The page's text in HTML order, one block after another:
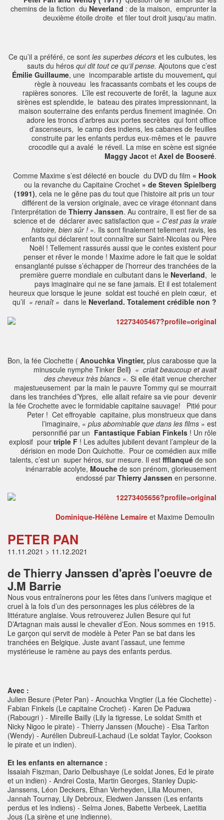
chemins de la fiction du Neverland : de la maison, emprunter la
deuxième étoile droite et filer tout droit jusqu'au matin.
Ce qu’il a préféré, ce sont les superbes décors et les culbutes, les
sauts du héros qui dit tout ce qu’il pense. Ajoutons que c’est
Émilie Guillaume, une incomparable artiste du mouvement, qui
règle à nouveau les fracassants combats et les coups de
rapières sonores. L’île est recouverte de forêt, la lagune aux
sirènes est splendide, le bateau des pirates impressionnant, la
maison souterraine des enfants perdus finement imaginée. On
adore les troncs d’arbres aux portes secrètes qui font office
d’ascenseurs, le camp des indiens, les cabanes de feuilles
construite par les enfants perdus eux-mêmes et le pauvre
crocodile qui a avalé le réveil. La mise en scène est signée
Maggy Jacot et Axel de Booseré.
Comme Maxime s’est délecté en boucle du DVD du film « Hook
ou la revanche du Capitaine Crochet » de Steven Spielberg
(1991), cela ne le gêne pas du tout que l’histoire ait pris un tour
différent de la version originale, avec ce virage étonnant dans
l’interprétation de Thierry Janssen. Au contraire, Il est fier de sa
science et de déclarer avec satisfaction que « C’est pas la vraie
histoire, bien sûr ! ». Ils sont finalement tellement ravis, les
enfants qui déclarent tout connaître sur Saint-Nicolas ou Père
Noël ! Tellement rassurés aussi que le contes existent pour
penser et rêver le monde ! Maxime adore le fait que le soldat
ensanglanté puisse s’échapper de l’horreur des tranchées de la
première guerre mondiale en culbutant dans le Neverland, le
pays imaginaire qui ne se fane jamais. Et il est totalement
heureux que lorsque le jeune soldat est touché en plein cœur, et
qu’il « renaît » dans le Neverland. Totalement crédible non ?
Bon, la fée Clochette ( Anouchka Vingtier, plus carabosse que la
minuscule nymphe Tinker Bell) « criait beaucoup et avait
des cheveux très blancs ». Si elle était venue chercher
majestueusement par la main le pauvre Tommy qui se mourrait
dans les tranchées d’Ypres, elle allait refaire sa vie pour devenir
la fée Crochette avec le formidable capitaine sauvage! Pitié pour
Peter ! Cet effroyable capitaine, plus monstrueux que dans
l’imaginaire, « plus abominable que dans les films » est
personnifié par un Fantastique Fabian Finkels ! Un rôle
explosif pour triple F ! Les adultes jubilent devant l’ampleur de la
dérision en mode Don Quichotte. Pour ce comédien aux mille
talents, c’est un super héros, sur mesure. Il est ffflanqué de son
inénarrable acolyte, Mouche de son prénom, glorieusement
endossé par Thierry Janssen en personne.
Dominique-Hélène Lemaire et Maxime Demoulin
PETER PAN
11.11.2021 > 11.12.2021
de Thierry Janssen d'après l'oeuvre de
J.M Barrie
Nous vous entraînerons pour les fêtes dans l’univers magique et
cruel à la fois d’un des personnages les plus célèbres de la
littérature anglaise. Vous retrouverez Julien Besure qui fut
D’Artagnan mais aussi le chevalier d’Eon. Nous sommes en 1915.
Le garçon qui servit de modèle à Peter Pan se bat dans les
tranchées en Belgique. Juste avant l’assaut, une femme
mystérieuse le ramène au pays des enfants perdus.
Avec :
Julien Besure (Peter Pan) - Anouchka Vingtier (La fée Clochette) -
Fabian Finkels (Le capitaine Crochet) - Karen De Paduwa
(Rabougri ) - Mireille Bailly (Lily la tigresse, Le soldat Smith et
Nicky Nigoo le pirate) - Thierry Janssen (Mouche) - Elsa Tarlton
(Wendy) - Aurélien Dubreuil-Lachaud (Le soldat Taylor, Cookson
le pirate et un indien).
Et les enfants en alternance :
Issaiah Fiszman, Dario Delbushaye (Le soldat Jones, Ed le pirate
et un indien) - Andrei Costa, Martin Georges, Stanley Dupic-
Janssens, Léon Deckers, Ethan Verheyden, Lilia Moumen,
Jannah Tournay, Lily Debroux, Eledwen Janssen (Les enfants
perdus et les indiens) - Selma Jones, Babette Verbeek, Laetitia
Jous (La sirène et une indienne).